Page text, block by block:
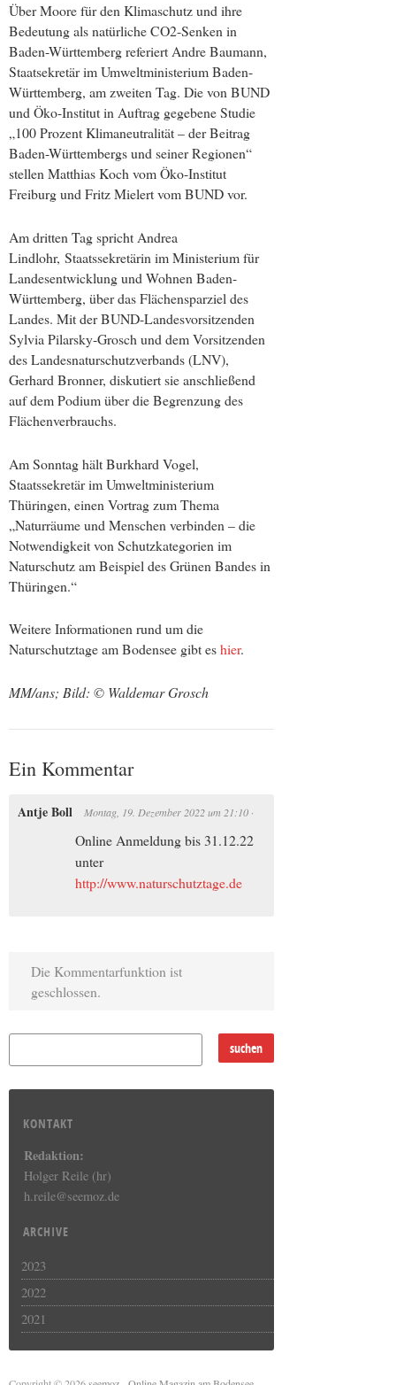
Über Moore für den Klimaschutz und ihre
Bedeutung als natürliche CO2-Senken in
Baden-Württemberg referiert Andre Baumann,
Staatsekretär im Umweltministerium Baden-
Württemberg, am zweiten Tag. Die von BUND
und Öko-Institut in Auftrag gegebene Studie
„100 Prozent Klimaneutralität – der Beitrag
Baden-Württembergs und seiner Regionen“
stellen Matthias Koch vom Öko-Institut
Freiburg und Fritz Mielert vom BUND vor.
Am dritten Tag spricht Andrea
Lindlohr, Staatssekretärin im Ministerium für
Landesentwicklung und Wohnen Baden-
Württemberg, über das Flächensparziel des
Landes. Mit der BUND-Landesvorsitzenden
Sylvia Pilarsky-Grosch und dem Vorsitzenden
des Landesnaturschutzverbands (LNV),
Gerhard Bronner, diskutiert sie anschließend
auf dem Podium über die Begrenzung des
Flächenverbrauchs.
Am Sonntag hält Burkhard Vogel,
Staatssekretär im Umweltministerium
Thüringen, einen Vortrag zum Thema
„Naturräume und Menschen verbinden – die
Notwendigkeit von Schutzkategorien im
Naturschutz am Beispiel des Grünen Bandes in
Thüringen.“
Weitere Informationen rund um die
Naturschutztage am Bodensee gibt eshier.
MM/ans; Bild: © Waldemar Grosch
Ein Kommentar
Antje Boll Montag, 19. Dezember 2022um 21:10 ·
Online Anmeldung bis 31.12.22
unter
http://www.naturschutztage.de
Die Kommentarfunktion ist
geschlossen.
KONTAKT
Redaktion:
Holger Reile (hr)
h.reile@seemoz.de
ARCHIVE
2023
2022
2021